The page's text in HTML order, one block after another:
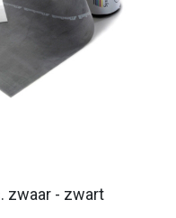
zwaar - zwart